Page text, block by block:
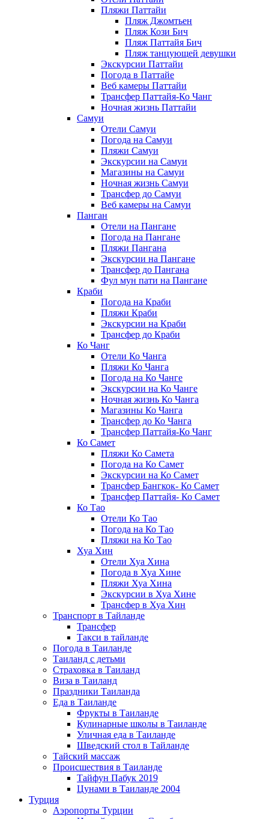
Пляжи Паттайи
Пляж Джомтьен
Пляж Кози Бич
Пляж Паттайя Бич
Пляж танцующей девушки
Экскурсии Паттайи
Погода в Паттайе
Веб камеры Паттайи
Трансфер Паттайя-Ко Чанг
Ночная жизнь Паттайи
Самуи
Отели Самуи
Погода на Самуи
Пляжи Самуи
Экскурсии на Самуи
Магазины на Самуи
Ночная жизнь Самуи
Трансфер до Самуи
Веб камеры на Самуи
Панган
Отели на Пангане
Погода на Пангане
Пляжи Пангана
Экскурсии на Пангане
Трансфер до Пангана
Фул мун пати на Пангане
Краби
Погода на Краби
Пляжи Краби
Экскурсии на Краби
Трансфер до Краби
Ко Чанг
Отели Ко Чанга
Пляжи Ко Чанга
Погода на Ко Чанге
Экскурсии на Ко Чанге
Ночная жизнь Ко Чанга
Магазины Ко Чанга
Трансфер до Ко Чанга
Трансфер Паттайя-Ко Чанг
Ко Самет
Пляжи Ко Самета
Погода на Ко Самет
Экскурсии на Ко Самет
Трансфер Бангкок- Ко Самет
Трансфер Паттайя- Ко Самет
Ко Тао
Отели Ко Тао
Погода на Ко Тао
Пляжи на Ко Тао
Хуа Хин
Отели Хуа Хина
Погода в Хуа Хине
Пляжи Хуа Хина
Экскурсии в Хуа Хине
Трансфер в Хуа Хин
Транспорт в Тайланде
Трансфер
Такси в тайланде
Погода в Таиланде
Таиланд с детьми
Страховка в Таиланд
Виза в Таиланд
Праздники Таиланда
Еда в Таиланде
Фрукты в Таиланде
Кулинарные школы в Таиланде
Уличная еда в Таиланде
Шведский стол в Тайланде
Тайский массаж
Происшествия в Таиланде
Тайфун Пабук 2019
Цунами в Таиланде 2004
Турция
Аэропорты Турции